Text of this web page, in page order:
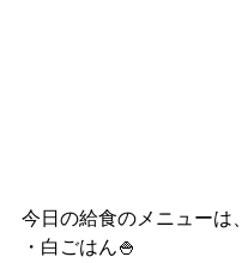
今日の給食のメニューは、
・白ごはん🍚